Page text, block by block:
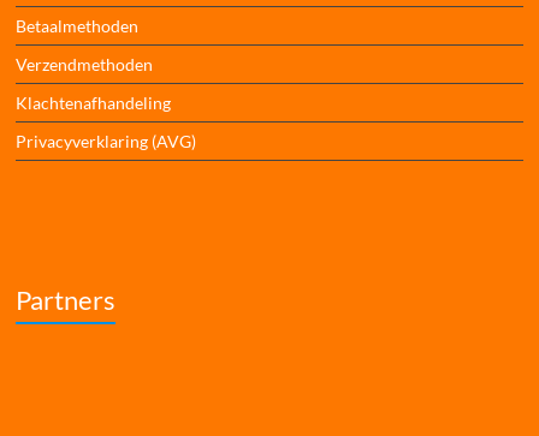
Betaalmethoden
Verzendmethoden
Klachtenafhandeling
Privacyverklaring (AVG)
Partners